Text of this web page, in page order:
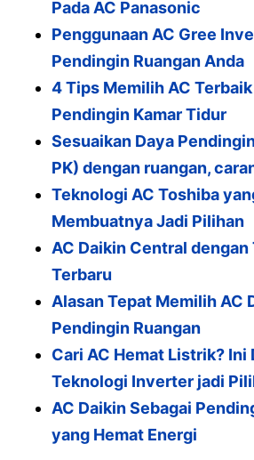
Pada AC Panasonic
Penggunaan AC Gree
Pendingin Ruangan Anda
4 Tips Memilih AC
Pendingin Kamar Tidur
Sesuaikan Daya
PK) dengan ruangan,
Teknologi AC Toshiba
Membuatnya Jadi Pilihan
AC Daikin Central dengan
Terbaru
Alasan Tepat Memilih AC
Pendingin Ruangan
Cari AC Hemat Listrik? Ini
Teknologi Inverter jadi
AC Daikin Sebagai
yang Hemat Energi